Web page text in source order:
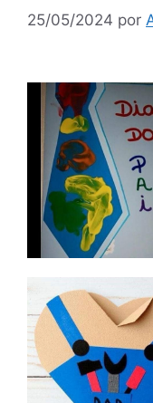
25/05/2024 por